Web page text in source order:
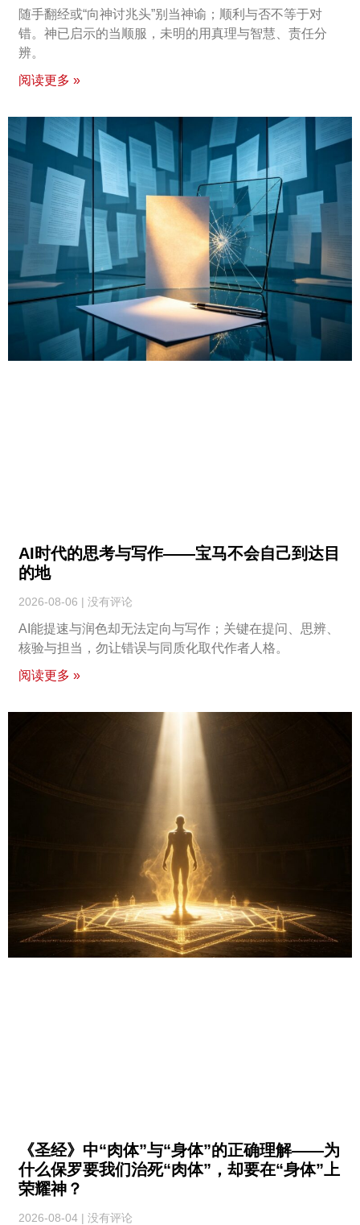
随手翻经或“向神讨兆头”别当神谕；顺利与否不等于对
错。神已启示的当顺服，未明的用真理与智慧、责任分
辨。
阅读更多 »
AI时代的思考与写作——宝马不会自己到达目
的地
2026-08-06 没有评论
AI能提速与润色却无法定向与写作；关键在提问、思辨、
核验与担当，勿让错误与同质化取代作者人格。
阅读更多 »
《圣经》中“肉体”与“身体”的正确理解——为
什么保罗要我们治死“肉体”，却要在“身体”上
荣耀神？
2026-08-04 没有评论